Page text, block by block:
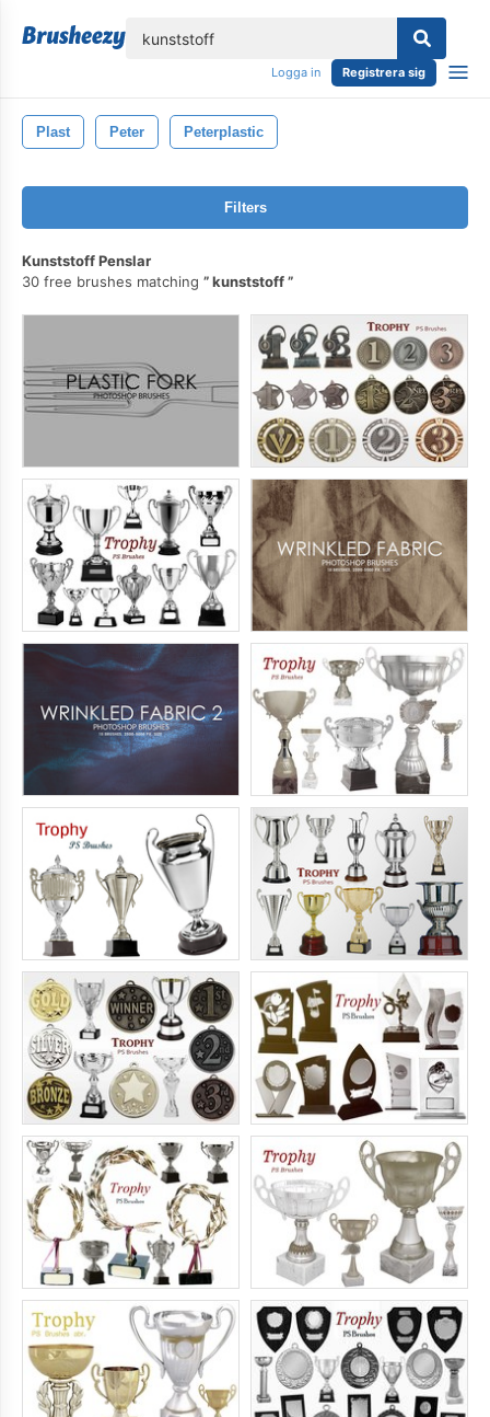
Logga in Registrera sig
Plast Peter Peterplastic
Filters
Kunststoff Penslar
30 free brushes matching
kunststoff